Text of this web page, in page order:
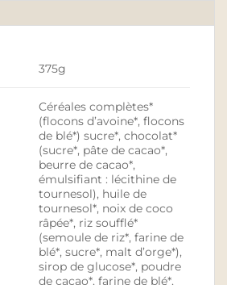
375g
Céréales complètes*
(flocons d’avoine*, flocons
de blé*) sucre*, chocolat*
(sucre*, pâte de cacao*,
beurre de cacao*,
émulsifiant : lécithine de
tournesol), huile de
tournesol*, noix de coco
râpée*, riz soufflé*
(semoule de riz*, farine de
blé*, sucre*, malt d’orge*),
sirop de glucose*, poudre
de cacao*, farine de blé*,